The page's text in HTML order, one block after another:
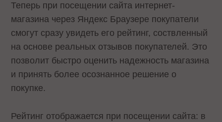
Теперь при посещении сайта интернет-
магазина через Яндекс Браузере покупатели
смогут сразу увидеть его рейтинг, соствленный
на основе реальных отзывов покупателей. Это
позволит быстро оценить надежность магазина
и принять более осознанное решение о
покупке.
Рейтинг отображается при посещении сайта: в